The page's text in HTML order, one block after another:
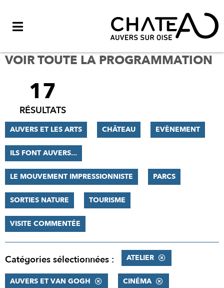
VOIR TOUTE LA PROGRAMMATION
FILTRER
RÉSULTATS
17
RÉSULTATS
AUVERS ET LES ARTS CHÂTEAU EVÈNEMENT
ILS FONT AUVERS...
LE MOUVEMENT IMPRESSIONNISTE PARCS
SORTIES NATURE TOURISME
VISITE COMMENTÉE
Catégories sélectionnées : ATELIER
AUVERS ET VAN GOGH CINÉMA